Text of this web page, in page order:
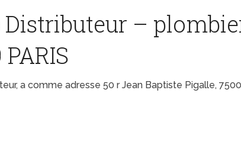
–
a comme adresse 50 r Jean Baptiste Pigalle,